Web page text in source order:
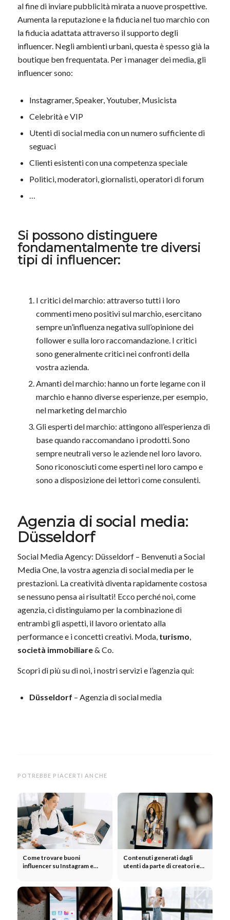
al fine di inviare pubblicità mirata a nuove prospettive.
Aumenta la reputazione e la fiducia nel tuo marchio con
la fiducia adattata attraverso il supporto degli
influencer. Negli ambienti urbani, questa è spesso già la
boutique ben frequentata. Per i manager dei media, gli
influencer sono:
Instagramer, Speaker, Youtuber, Musicista
Celebrità e VIP
Utenti di social media con un numero sufficiente di
seguaci
Clienti esistenti con una competenza speciale
Politici, moderatori, giornalisti, operatori di forum
…
Si possono distinguere
fondamentalmente tre diversi
tipi di influencer:
I critici del marchio: attraverso tutti i loro
commenti meno positivi sul marchio, esercitano
sempre un’influenza negativa sull’opinione dei
follower e sulla loro raccomandazione. I critici
sono generalmente critici nei confronti della
vostra azienda.
Amanti del marchio: hanno un forte legame con il
marchio e hanno diverse esperienze, per esempio,
nel marketing del marchio
Gli esperti del marchio: attingono all’esperienza di
base quando raccomandano i prodotti. Sono
sempre neutrali verso le aziende nel loro lavoro.
Sono riconosciuti come esperti nel loro campo e
sono a disposizione dei lettori come consulenti.
Agenzia di social media:
Düsseldorf
Social Media Agency: Düsseldorf – Benvenuti a Social
Media One, la vostra agenzia di social media per le
prestazioni. La creatività diventa rapidamente costosa
se nessuno pensa ai risultati! Ecco perché noi, come
agenzia, ci distinguiamo per la combinazione di
entrambi gli aspetti, il lavoro orientato alla
performance e i concetti creativi. Moda, turismo,
società immobiliare& Co.
Scopri di più su di noi, i nostri servizi e l’agenzia qui:
Düsseldorf – Agenzia di social media
POTREBBE PIACERTI ANCHE
Come trovare buoni
influencer su Instagram e
Contenuti generati dagli
utenti da parte di creatori e